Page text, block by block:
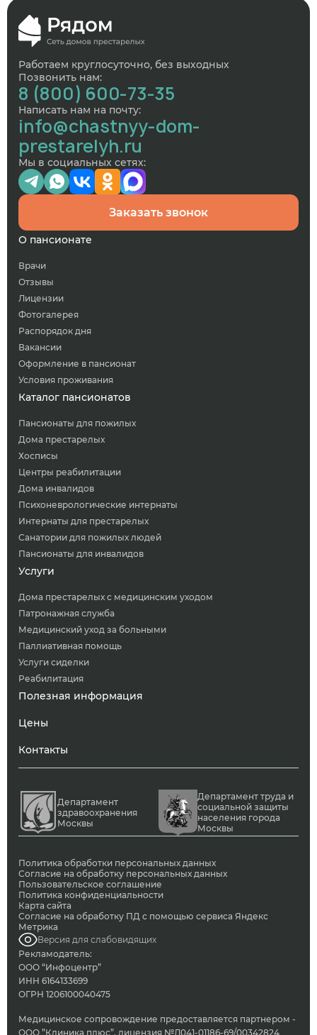
Работаем круглосуточно, без выходных
Позвонить нам:
8 (800) 600-73-35
Написать нам на почту:
info@chastnyy-dom-
prestarelyh.ru
Мы в социальных сетях:
Заказать звонок
О пансионате
Врачи
Отзывы
Лицензии
Фотогалерея
Распорядок дня
Вакансии
Оформление в пансионат
Условия проживания
Каталог пансионатов
Пансионаты для пожилых
Дома престарелых
Хосписы
Центры реабилитации
Дома инвалидов
Психоневрологические интернаты
Интернаты для престарелых
Санатории для пожилых людей
Пансионаты для инвалидов
Услуги
Дома престарелых с медицинским уходом
Патронажная служба
Медицинский уход за больными
Паллиативная помощь
Услуги сиделки
Реабилитация
Полезная информация
Цены
Контакты
Департамент
здравоохранения
Москвы
Департамент труда и
социальной защиты
населения города
Москвы
Политика обработки персональных данных
Согласие на обработку персональных данных
Пользовательское соглашение
Политика конфиденциальности
Карта сайта
Согласие на обработку ПД с помощью сервиса Яндекс
Метрика
Версия для слабовидящих
Рекламодатель:
ООО “Инфоцентр”
ИНН 6164133699
ОГРН 1206100040475
Медицинское сопровождение предоставляется партнером -
ООО ”Клиника плюс”, лицензия №Л041-01186-69/00342824